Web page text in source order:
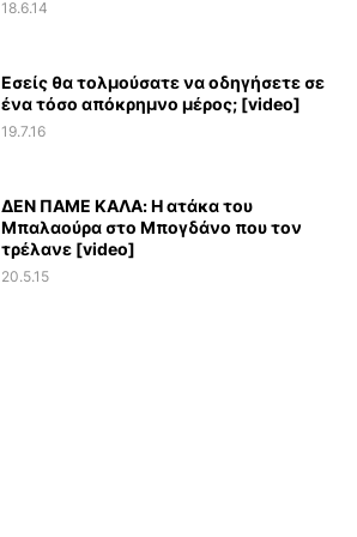
18.6.14
Εσείς θα τολμούσατε να οδηγήσετε σε
ένα τόσο απόκρημνο μέρος; [video]
19.7.16
ΔΕΝ ΠΑΜΕ ΚΑΛΑ: Η ατάκα του
Μπαλαούρα στο Μπογδάνο που τον
τρέλανε [video]
20.5.15